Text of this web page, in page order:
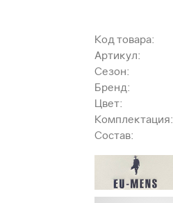
Код товара:
Артикул:
Сезон:
Бренд:
Цвет:
Комплектация:
Состав: